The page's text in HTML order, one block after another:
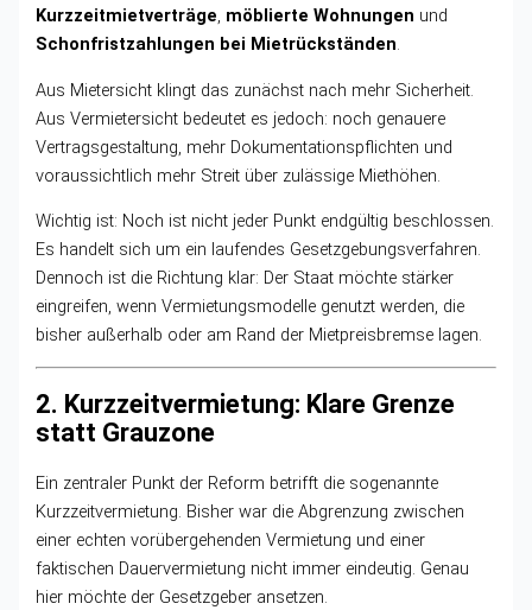
Kurzzeitmietverträge, möblierte Wohnungen und
Schonfristzahlungen bei Mietrückständen.
Aus Mietersicht klingt das zunächst nach mehr Sicherheit.
Aus Vermietersicht bedeutet es jedoch: noch genauere
Vertragsgestaltung, mehr Dokumentationspflichten und
voraussichtlich mehr Streit über zulässige Miethöhen.
Wichtig ist: Noch ist nicht jeder Punkt endgültig beschlossen.
Es handelt sich um ein laufendes Gesetzgebungsverfahren.
Dennoch ist die Richtung klar: Der Staat möchte stärker
eingreifen, wenn Vermietungsmodelle genutzt werden, die
bisher außerhalb oder am Rand der Mietpreisbremse lagen.
2. Kurzzeitvermietung: Klare Grenze
statt Grauzone
Ein zentraler Punkt der Reform betrifft die sogenannte
Kurzzeitvermietung. Bisher war die Abgrenzung zwischen
einer echten vorübergehenden Vermietung und einer
faktischen Dauervermietung nicht immer eindeutig. Genau
hier möchte der Gesetzgeber ansetzen.